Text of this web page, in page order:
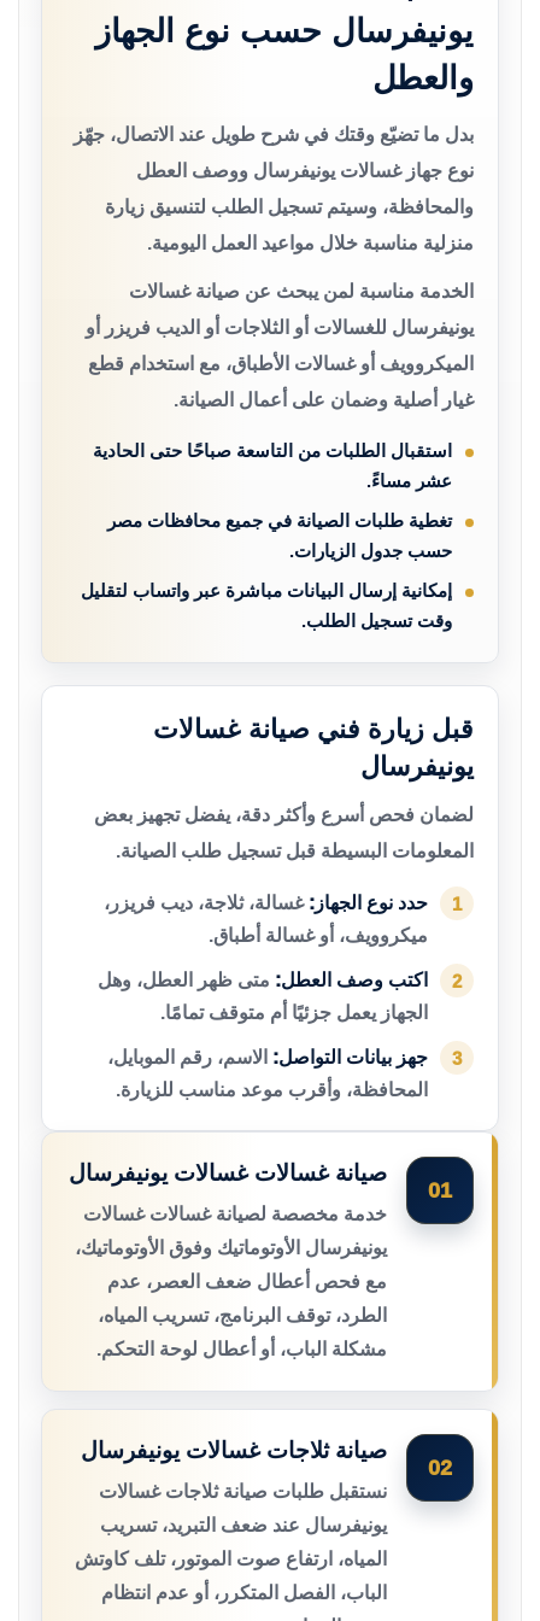
يونيفرسال حسب نوع الجهاز
والعطل
بدل ما تضيّع وقتك في شرح طويل عند الاتصال، جهّز
نوع جهاز غسالات يونيفرسال ووصف العطل
والمحافظة، وسيتم تسجيل الطلب لتنسيق زيارة
منزلية مناسبة خلال مواعيد العمل اليومية.
الخدمة مناسبة لمن يبحث عن صيانة غسالات
يونيفرسال للغسالات أو الثلاجات أو الديب فريزر أو
الميكروويف أو غسالات الأطباق، مع استخدام قطع
غيار أصلية وضمان على أعمال الصيانة.
استقبال الطلبات من التاسعة صباحًا حتى الحادية
عشر مساءً.
تغطية طلبات الصيانة في جميع محافظات مصر
حسب جدول الزيارات.
إمكانية إرسال البيانات مباشرة عبر واتساب لتقليل
وقت تسجيل الطلب.
قبل زيارة فني صيانة غسالات
يونيفرسال
لضمان فحص أسرع وأكثر دقة، يفضل تجهيز بعض
المعلومات البسيطة قبل تسجيل طلب الصيانة.
1 حدد نوع الجهاز: غسالة، ثلاجة، ديب فريزر،
ميكروويف، أو غسالة أطباق.
2 اكتب وصف العطل: متى ظهر العطل، وهل
الجهاز يعمل جزئيًا أم متوقف تمامًا.
3 جهز بيانات التواصل: الاسم، رقم الموبايل،
المحافظة، وأقرب موعد مناسب للزيارة.
01
صيانة غسالات غسالات يونيفرسال
خدمة مخصصة لصيانة غسالات غسالات
يونيفرسال الأوتوماتيك وفوق الأوتوماتيك،
مع فحص أعطال ضعف العصر، عدم
الطرد، توقف البرنامج، تسريب المياه،
مشكلة الباب، أو أعطال لوحة التحكم.
02
صيانة ثلاجات غسالات يونيفرسال
نستقبل طلبات صيانة ثلاجات غسالات
يونيفرسال عند ضعف التبريد، تسريب
المياه، ارتفاع صوت الموتور، تلف كاوتش
الباب، الفصل المتكرر، أو عدم انتظام